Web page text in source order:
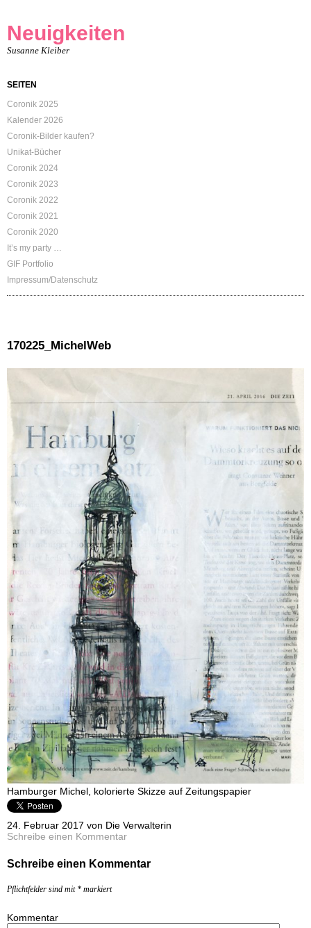
Neuigkeiten
Susanne Kleiber
SEITEN
Coronik 2025
Kalender 2026
Coronik-Bilder kaufen?
Unikat-Bücher
Coronik 2024
Coronik 2023
Coronik 2022
Coronik 2021
Coronik 2020
It’s my party …
GIF Portfolio
Impressum/Datenschutz
170225_MichelWeb
Hamburger Michel, kolorierte Skizze auf Zeitungspapier
24. Februar 2017 von Die Verwalterin
Schreibe einen Kommentar
Schreibe einen Kommentar
Pflichtfelder sind mit * markiert
Kommentar